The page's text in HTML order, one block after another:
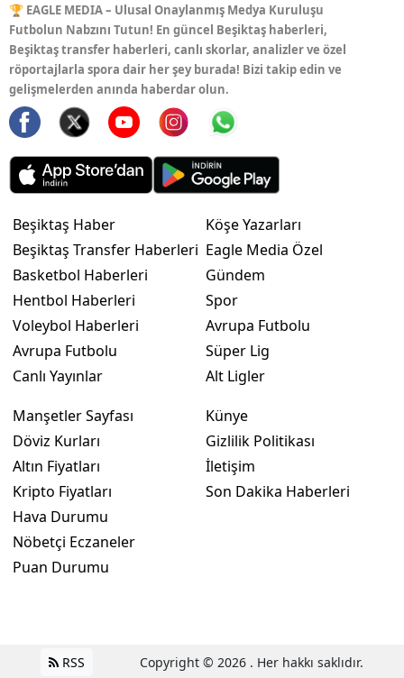
🏆 EAGLE MEDIA – Ulusal Onaylanmış Medya Kuruluşu
Futbolun Nabzını Tutun! En güncel Beşiktaş haberleri,
Beşiktaş transfer haberleri, canlı skorlar, analizler ve özel
röportajlarla spora dair her şey burada! Bizi takip edin ve
gelişmelerden anında haberdar olun.
Beşiktaş Haber
Beşiktaş Transfer Haberleri
Basketbol Haberleri
Hentbol Haberleri
Voleybol Haberleri
Avrupa Futbolu
Canlı Yayınlar
Köşe Yazarları
Eagle Media Özel
Gündem
Spor
Avrupa Futbolu
Süper Lig
Alt Ligler
Manşetler Sayfası
Döviz Kurları
Altın Fiyatları
Kripto Fiyatları
Hava Durumu
Nöbetçi Eczaneler
Puan Durumu
Künye
Gizlilik Politikası
İletişim
Son Dakika Haberleri
RSS Copyright © 2026 . Her hakkı saklıdır.